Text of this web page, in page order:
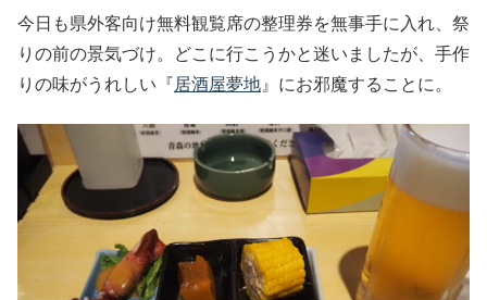
今日も県外客向け無料観覧席の整理券を無事手に入れ、祭
りの前の景気づけ。どこに行こうかと迷いましたが、手作
りの味がうれしい『居酒屋夢地 』にお邪魔することに。